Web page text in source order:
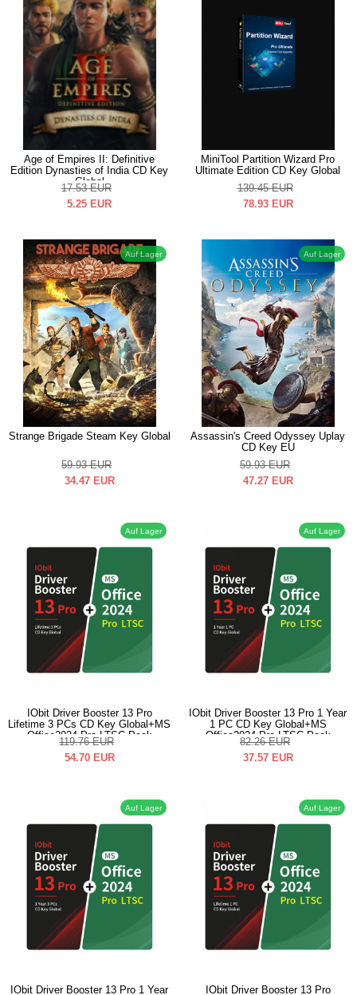
Age of Empires II: Definitive
Edition Dynasties of India CD Key
Global
17.53 EUR
5.25 EUR
MiniTool Partition Wizard Pro
Ultimate Edition CD Key Global
139.45 EUR
78.93 EUR
Auf Lager
Strange Brigade Steam Key Global
59.93 EUR
34.47 EUR
Auf Lager
Assassin's Creed Odyssey Uplay
CD Key EU
59.93 EUR
47.27 EUR
Auf Lager
IObit Driver Booster 13 Pro
Lifetime 3 PCs CD Key Global+MS
Office2024 Pro LTSC Pack
119.76 EUR
54.70 EUR
Auf Lager
IObit Driver Booster 13 Pro 1 Year
1 PC CD Key Global+MS
Office2024 Pro LTSC Pack
82.26 EUR
37.57 EUR
Auf Lager
IObit Driver Booster 13 Pro 1 Year
Auf Lager
IObit Driver Booster 13 Pro